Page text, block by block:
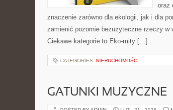
oraz
znaczenie zarówno dla ekologii, jak i dla
zamienić pozornie bezużyteczne rzeczy
Ciekawe kategorie to Eko-mity […]
CATEGORIES: NIERUCHOMOŚCI
GATUNKI MUZYCZNE